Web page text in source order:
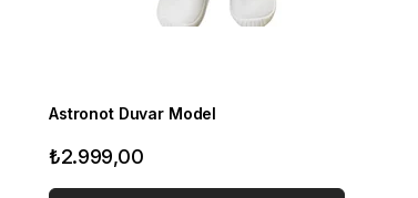
Astronot Duvar Model
₺2.999,00